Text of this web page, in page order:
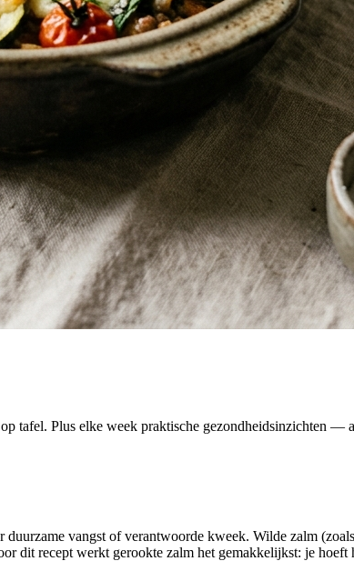
tafel. Plus elke week praktische gezondheidsinzichten —
vangst of verantwoorde kweek. Wilde zalm
dit recept werkt gerookte zalm het gemakkelijkst: je hoeft